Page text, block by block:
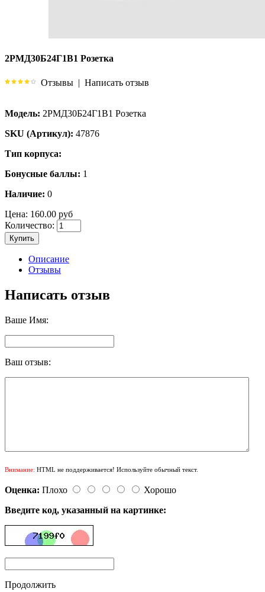
2РМД30Б24Г1В1 Розетка
Отзывы | Написать отзыв
Модель: 2РМД30Б24Г1В1 Розетка
SKU (Артикул): 47876
Тип корпуса:
Бонусные баллы: 1
Наличие: 0
Цена: 160.00 руб
Количество:
Купить
Описание
Отзывы
Написать отзыв
Ваше Имя:
Ваш отзыв:
Внимание: HTML не поддерживается! Используйте обычный текст.
Оценка: Плохо
Хорошо
Введите код, указанный на картинке:
Продолжить